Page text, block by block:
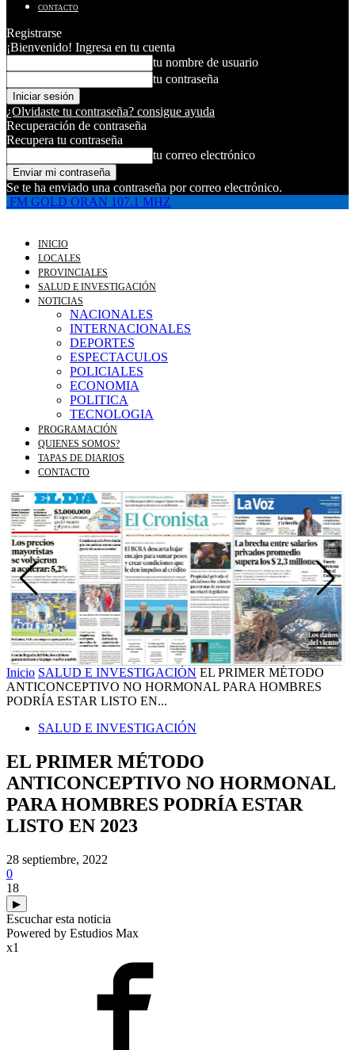
CONTACTO
Registrarse
¡Bienvenido! Ingresa en tu cuenta
tu nombre de usuario
tu contraseña
¿Olvidaste tu contraseña? consigue ayuda
Recuperación de contraseña
Recupera tu contraseña
tu correo electrónico
Se te ha enviado una contraseña por correo electrónico.
FM GOLD ORAN 107.1 MHZ
INICIO
LOCALES
PROVINCIALES
SALUD E INVESTIGACIÓN
NOTICIAS
NACIONALES
INTERNACIONALES
DEPORTES
ESPECTACULOS
POLICIALES
ECONOMIA
POLITICA
TECNOLOGIA
PROGRAMACIÓN
QUIENES SOMOS?
TAPAS DE DIARIOS
CONTACTO
Inicio SALUD E INVESTIGACIÓN EL PRIMER MÉTODO
ANTICONCEPTIVO NO HORMONAL PARA HOMBRES
PODRÍA ESTAR LISTO EN...
SALUD E INVESTIGACIÓN
EL PRIMER MÉTODO
ANTICONCEPTIVO NO HORMONAL
PARA HOMBRES PODRÍA ESTAR
LISTO EN 2023
28 septiembre, 2022
0
18
▶
Escuchar esta noticia
Powered by Estudios Max
x1